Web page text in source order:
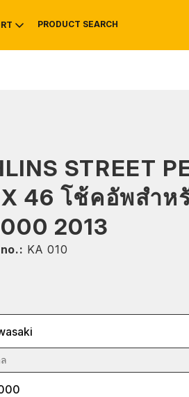
BIKE& RECALLS
PRODUCT SEARCH
STREET
46 โช้คอัพสำห
2013
KA 010